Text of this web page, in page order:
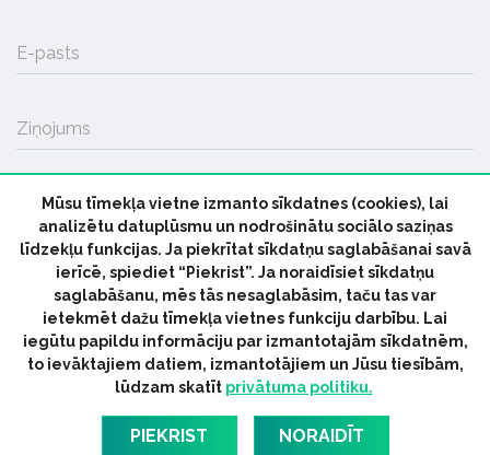
E-pasts
Ziņojums
SŪTĪT
© 2026 parmuziku.lv, visas tiesības paturētas
ParMuziku.lv Mūzikas Ziņas
Industrijas Ziņas
Industrijas ABC
Mūzika Biznesam
Latvijas oficiālais
dziesmu TOPS
RIGaLIVE
Mūsu tīmekļa vietne izmanto sīkdatnes (cookies), lai
analizētu datuplūsmu un nodrošinātu sociālo saziņas
līdzekļu funkcijas. Ja piekrītat sīkdatņu saglabāšanai savā
ierīcē, spiediet “Piekrist”. Ja noraidīsiet sīkdatņu
saglabāšanu, mēs tās nesaglabāsim, taču tas var
ietekmēt dažu tīmekļa vietnes funkciju darbību. Lai
iegūtu papildu informāciju par izmantotajām sīkdatnēm,
to ievāktajiem datiem, izmantotājiem un Jūsu tiesībām,
lūdzam skatīt privātuma politiku.
PIEKRIST NORAIDĪT